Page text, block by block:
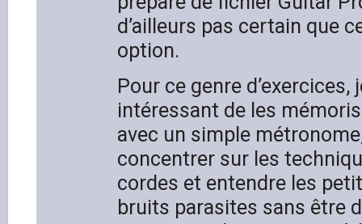
d’ailleurs pas certain que
option.
Pour ce genre
intéressant de les
avec un simple
concentrer sur les
cordes et entendre les
bruits parasites sans être